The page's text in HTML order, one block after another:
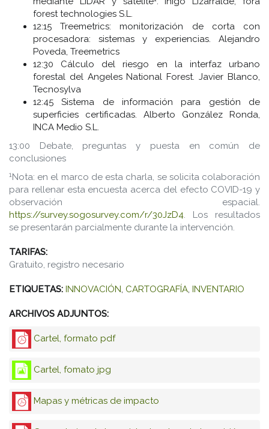
forest technologies S.L.
12:15 Treemetrics: monitorización de corta con
procesadora: sistemas y experiencias. Alejandro
Poveda, Treemetrics
12:30 Cálculo del riesgo en la interfaz urbano
forestal del Angeles National Forest. Javier Blanco,
Tecnosylva
12:45 Sistema de información para gestión de
superficies certificadas. Alberto González Ronda,
INCA Medio S.L.
13:00 Debate, preguntas y puesta en común de
conclusiones
1 Nota: en el marco de esta charla, se solicita colaboración
para rellenar esta encuesta acerca del efecto COVID-19 y
observación espacial.
https://survey.sogosurvey.com/r/30JzD4. Los resultados
se presentarán parcialmente durante la intervención.
TARIFAS:
Gratuito, registro necesario
ETIQUETAS: INNOVACIÓN, CARTOGRAFÍA, INVENTARIO
ARCHIVOS ADJUNTOS:
Cartel, formato pdf
Cartel, fomato jpg
Mapas y métricas de impacto